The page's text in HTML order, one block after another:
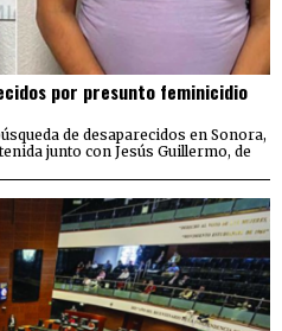
por presunto feminicidio
de desaparecidos en Sonora,
junto con Jesús Guillermo, de